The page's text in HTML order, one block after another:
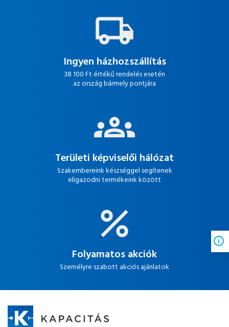
Ingyen házhozszállítás
38 100 Ft értékű rendelés esetén
az ország bármely pontjára
Területi képviselői hálózat
Szakembereink készséggel segítenek
eligazodni termékeink között
Folyamatos akciók
Személyre szabott akciós ajánlatok